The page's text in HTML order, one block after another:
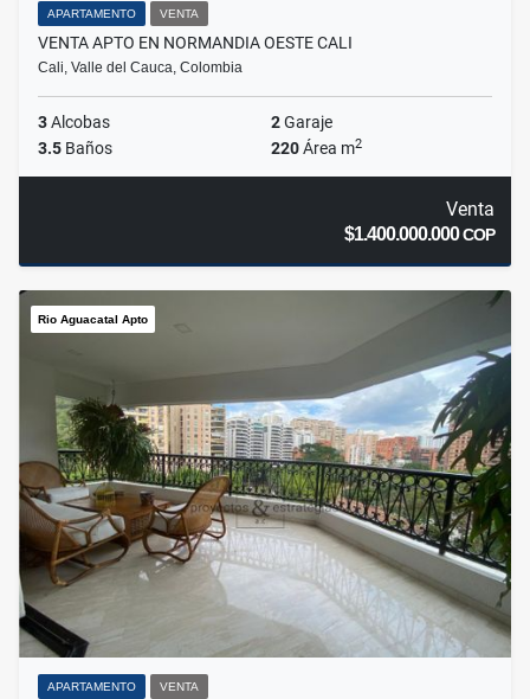
APARTAMENTO VENTA
VENTA APTO EN NORMANDIA OESTE CALI
Cali, Valle del Cauca, Colombia
3Alcobas 2Garaje
3.5 Baños 220Área m2
Venta
$1.400.000.000COP
Rio Aguacatal Apto
APARTAMENTO VENTA